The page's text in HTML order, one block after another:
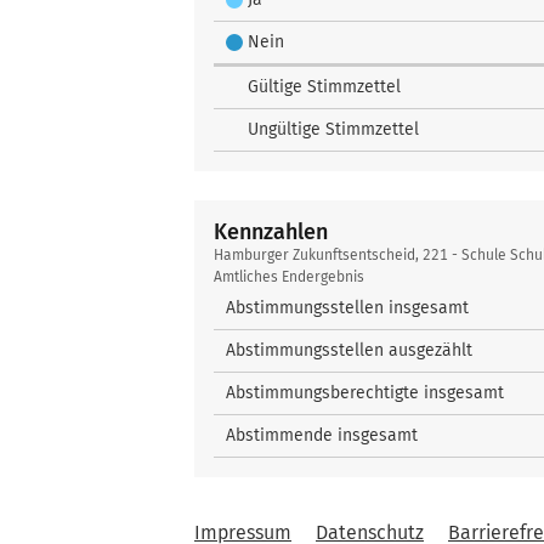
Nein
Gültige Stimmzettel
Ungültige Stimmzettel
Kennzahlen
Kennzahlen
Hamburger Zukunftsentscheid, 221 - Schule
Amtliches Endergebnis
Abstimmungsstellen insgesamt
Abstimmungsstellen ausgezählt
Abstimmungsberechtigte insgesamt
Abstimmende insgesamt
Impressum Datenschutz